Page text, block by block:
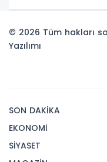
© 2026 Tüm hakları
Yazılımı
SON DAKİKA
EKONOMİ
SİYASET